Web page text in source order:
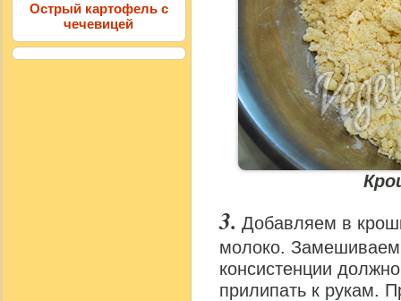
Добавляем в
молоко. Замешиваем
консистенции
прилипать к рукам.
Острый картофель с
чечевицей